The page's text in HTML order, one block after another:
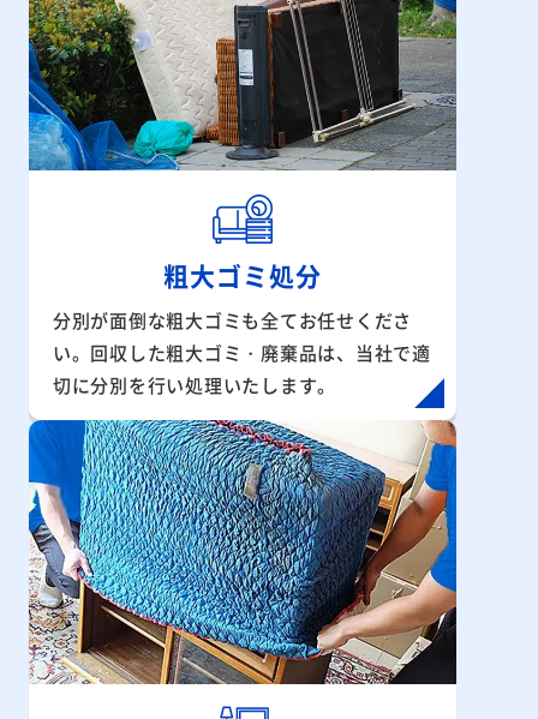
粗大ゴミ処分
分別が面倒な粗大ゴミも全てお任せくださ
い。回収した粗大ゴミ・廃棄品は、当社で適
切に分別を行い処理いたします。